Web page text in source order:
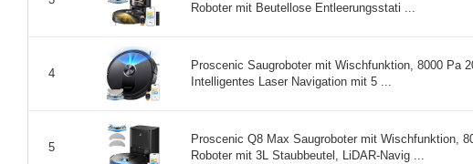
Roboter mit Beutellose Entleerungsstati ...
4
Proscenic Saugroboter mit Wischfunktion, 8000 Pa
Intelligentes Laser Navigation mit 5 ...
5
Proscenic Q8 Max Saugroboter mit Wischfunktion,
Roboter mit 3L Staubbeutel, LiDAR-Navig ...